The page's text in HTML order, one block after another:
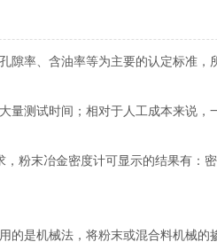
率、含油率等为主要的认定标准，
测试时间；相对于人工成本来说，
末冶金密度计可显示的结果有：密
是机械法，将粉末或混合料机械的